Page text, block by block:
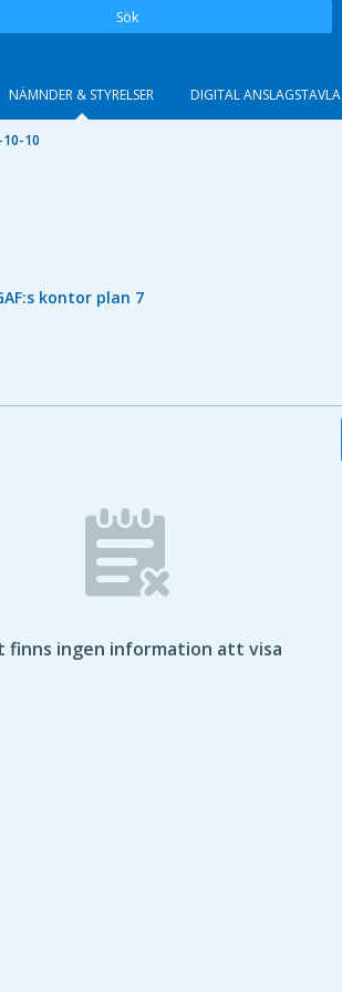
Sök
NÄMNDER & STYRELSER DIGITAL ANSLAGSTAVLA
10
kontor plan 7
finns ingen information att visa